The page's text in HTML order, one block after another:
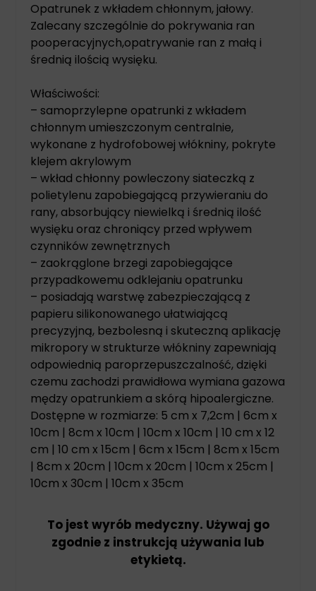
Opatrunek z wkładem chłonnym, jałowy.
Zalecany szczególnie do pokrywania ran
pooperacyjnych,opatrywanie ran z małą i
średnią ilością wysięku.
Właściwości:
– samoprzylepne opatrunki z wkładem
chłonnym umieszczonym centralnie,
wykonane z hydrofobowej włókniny, pokryte
klejem akrylowym
– wkład chłonny powleczony siateczką z
polietylenu zapobiegającą przywieraniu do
rany, absorbujący niewielką i średnią ilość
wysięku oraz chroniący przed wpływem
czynników zewnętrznych
– zaokrąglone brzegi zapobiegające
przypadkowemu odklejaniu opatrunku
– posiadają warstwę zabezpieczającą z
papieru silikonowanego ułatwiającą
precyzyjną, bezbolesną i skuteczną aplikację
mikropory w strukturze włókniny zapewniają
odpowiednią paroprzepuszczalność, dzięki
czemu zachodzi prawidłowa wymiana gazowa
mędzy opatrunkiem a skórą hipoalergiczne.
Dostępne w rozmiarze: 5 cm x 7,2cm | 6cm x
10cm | 8cm x 10cm | 10cm x 10cm | 10 cm x 12
cm | 10 cm x 15cm | 6cm x 15cm | 8cm x 15cm
| 8cm x 20cm | 10cm x 20cm | 10cm x 25cm |
10cm x 30cm | 10cm x 35cm
To jest wyrób medyczny. Używaj go
zgodnie z instrukcją używania lub
etykietą.